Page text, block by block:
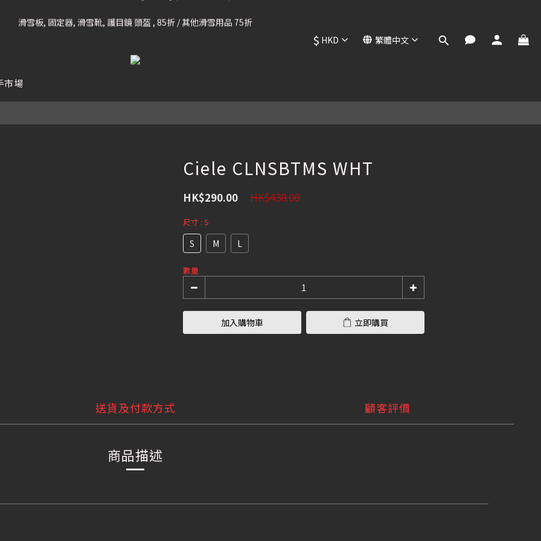
滑雪板, 固定器, 滑雪靴, 護目鏡 頭盔 , 85折 / 其他滑雪用品 75折
$ HKD 繁體中文
市場
Ciele CLNSBTMS WHT
HK$438.00
HK$290.00
尺寸 : S
S M L
數量
加入購物車 立即購買
送貨及付款方式 顧客評價
商品描述
立即購買